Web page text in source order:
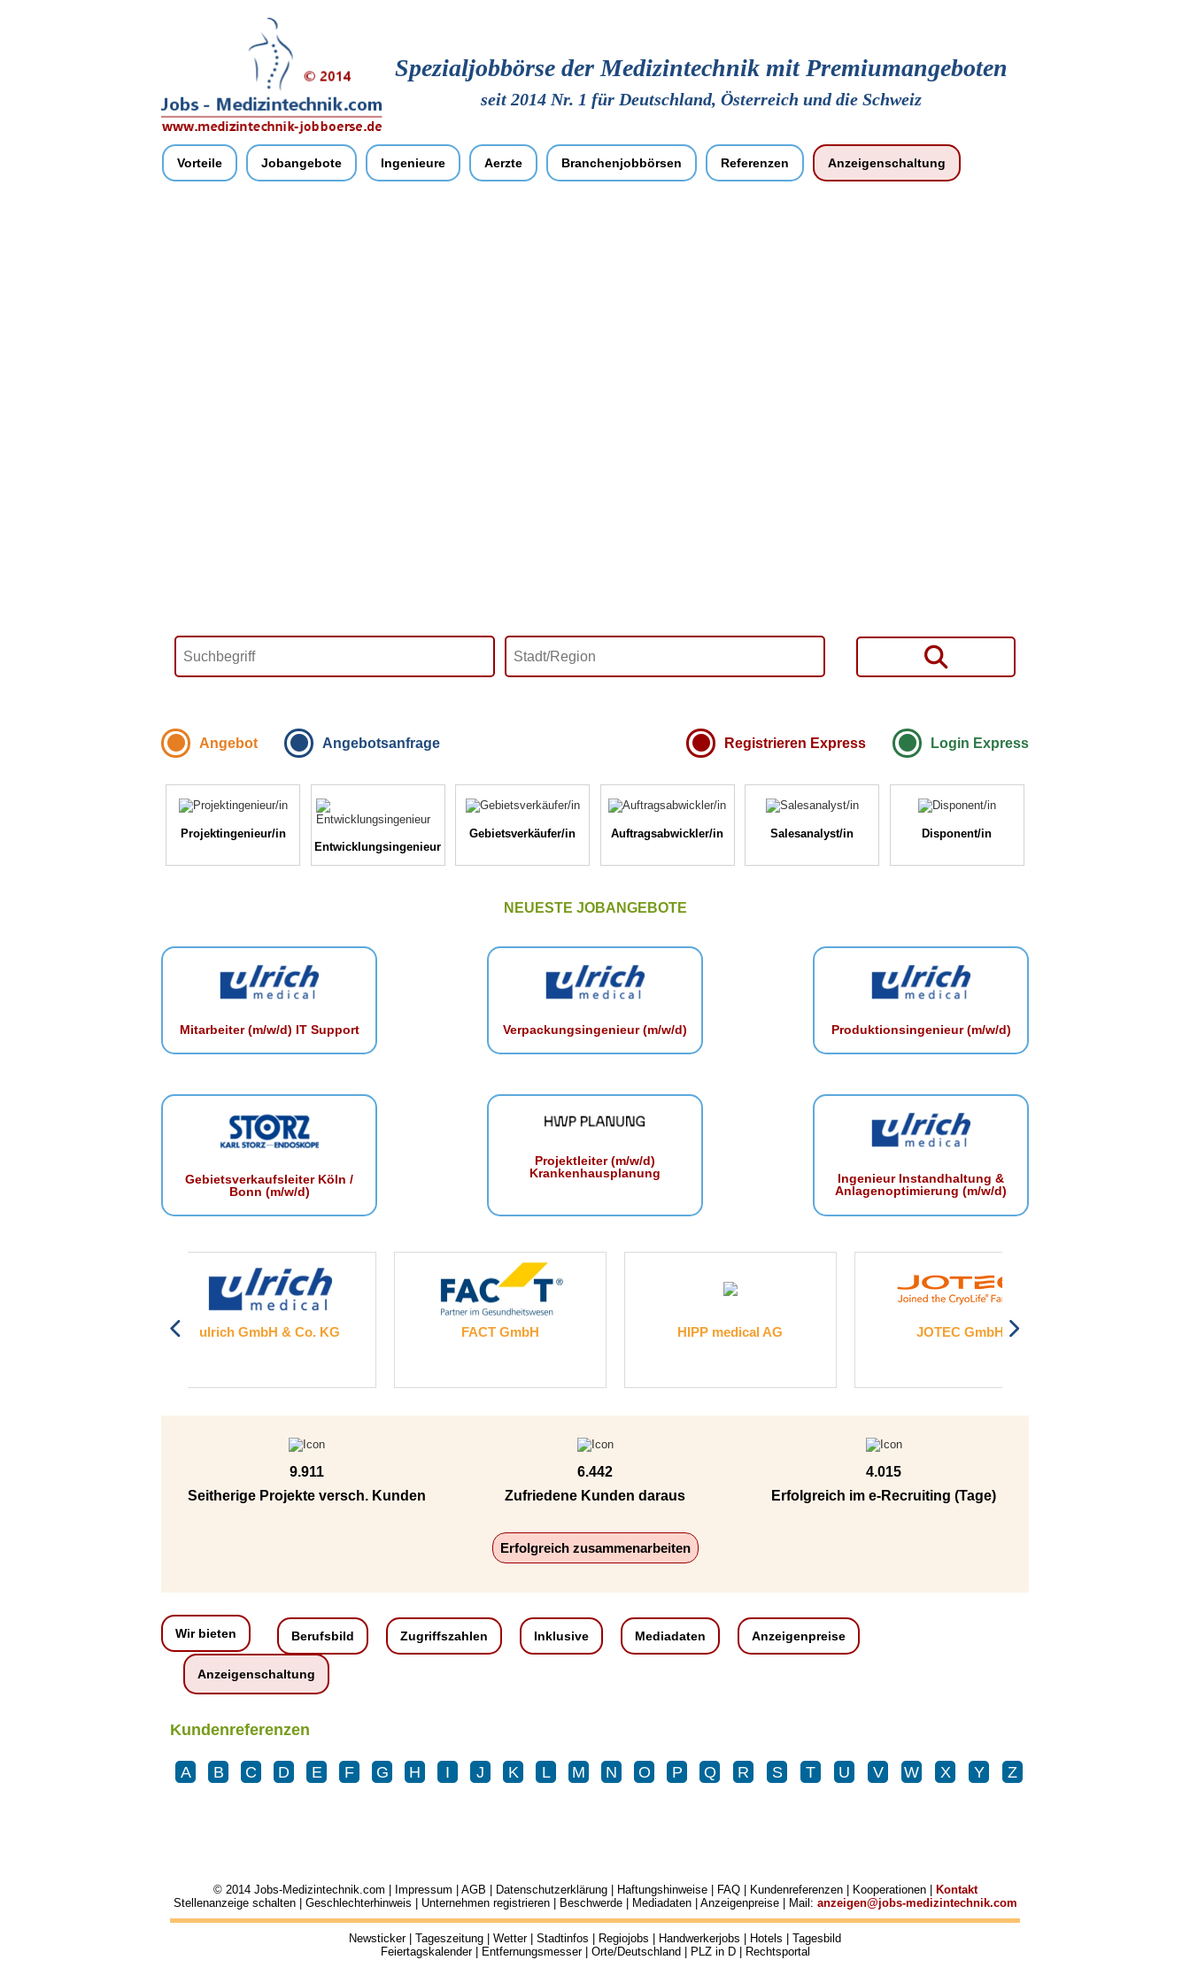
Spezialjobbörse der Medizintechnik mit Premiumangeboten
seit 2014 Nr. 1 für Deutschland, Österreich und die Schweiz
Vorteile Jobangebote Ingenieure Aerzte Branchenjobbörsen Referenzen Anzeigenschaltung
Angebot Angebotsanfrage Registrieren Express Login Express
Projektingenieur/in
Entwicklungsingenieur
Gebietsverkäufer/in Auftragsabwickler/in Salesanalyst/in Disponent/in
NEUESTE JOBANGEBOTE
Mitarbeiter (m/w/d) IT Support Verpackungsingenieur (m/w/d) Produktionsingenieur (m/w/d)
Gebietsverkaufsleiter Köln /
Bonn (m/w/d)
Projektleiter (m/w/d)
Krankenhausplanung
Ingenieur Instandhaltung &
Anlagenoptimierung (m/w/d)
ulrich GmbH & Co. KG FACT GmbH HIPP medical AG JOTEC GmbH Drägerwerk AG & Co. KGaA
9.911
Seitherige Projekte versch. Kunden
6.442
Zufriedene Kunden daraus
4.015
Erfolgreich im e-Recruiting (Tage)
Erfolgreich zusammenarbeiten
Wir bieten Berufsbild Zugriffszahlen Inklusive Mediadaten Anzeigenpreise
Anzeigenschaltung
Kundenreferenzen
A B C D E F G H I J K L M N O P Q R S T U V W X Y Z
© 2014 Jobs-Medizintechnik.com Impressum AGB Datenschutzerklärung| Haftungshinweise| FAQ| Kundenreferenzen| Kooperationen|
Kontakt
Stellenanzeige schalten| Geschlechterhinweis Unternehmen registrieren| Beschwerde| Mediadaten| Anzeigenpreise| Mail: anzeigen@jobs-medizintechnik.com
Newsticker| Tageszeitung Wetter| Stadtinfos Regiojobs Handwerkerjobs Hotels
Tagesbild
Feiertagskalender| Entfernungsmesser| Orte/Deutschland PLZ in D| Rechtsportal